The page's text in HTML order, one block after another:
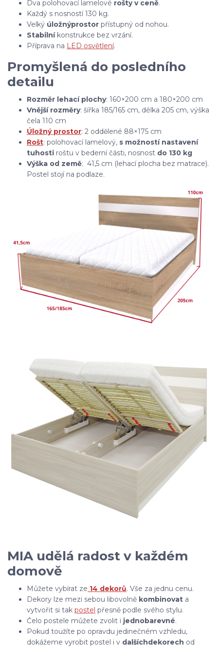
Dva polohovací lamelové rošty v ceně.
Každý s nosností 130 kg.
Velký úložnýprostor přístupný od nohou.
Stabilníkonstrukce bez vrzání.
Příprava na LED osvětlení.
Promyšlená do posledního
detailu
Rozměr lehací plochy: 160×200 cm a 180×200 cm
Vnější rozměry: šířka 185/165 cm, délka 205 cm, výška
čela 110 cm
Úložný prostor: 2 oddělené 88×175 cm
Rošt: polohovací lamelový, s možností nastavení
tuhosti roštu v bederní části, nosnost do 130 kg
Výška od země: 41,5 cm (lehací plocha bez matrace).
Postel stojí na podlaze.
MIA udělá radost v každém
domově
Můžete vybírat ze 14 dekorů. Vše za jednu cenu.
Dekory lze mezi sebou libovolně kombinovat a
vytvořit si tak postel přesně podle svého stylu.
Čelo postele můžete zvolit i jednobarevné.
Pokud toužíte po opravdu jedinečném vzhledu,
dokážeme vyrobit postel i v dalšíchdekorech od